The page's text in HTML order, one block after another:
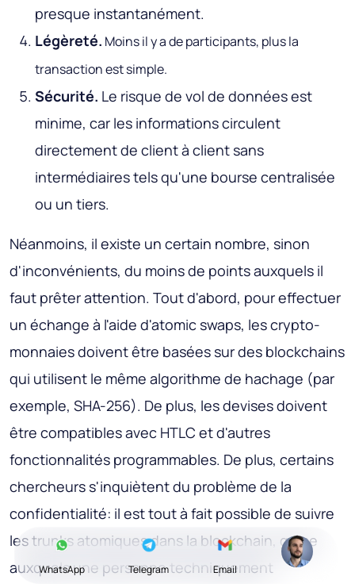
presque instantanément.
Légèreté. Moins il y a de participants, plus la
transaction est simple.
Sécurité. Le risque de vol de données est
minime, car les informations circulent
directement de client à client sans
intermédiaires tels qu'une bourse centralisée
ou un tiers.
Néanmoins, il existe un certain nombre, sinon
d'inconvénients, du moins de points auxquels il
faut prêter attention. Tout d'abord, pour effectuer
un échange à l'aide d'atomic swaps, les crypto-
monnaies doivent être basées sur des blockchains
qui utilisent le même algorithme de hachage (par
exemple, SHA-256). De plus, les devises doivent
être compatibles avec HTLC et d'autres
fonctionnalités programmables. De plus, certains
chercheurs s'inquiètent du problème de la
confidentialité: il est tout à fait possible de suivre
les trunks atomiques dans la blockchain, grâce
auxquels une personne techniquement
WhatsApp Telegram Email